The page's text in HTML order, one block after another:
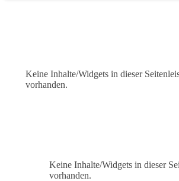
Keine Inhalte/Widgets in dieser
vorhanden.
Keine Inhalte/Widgets in dieser
vorhanden.